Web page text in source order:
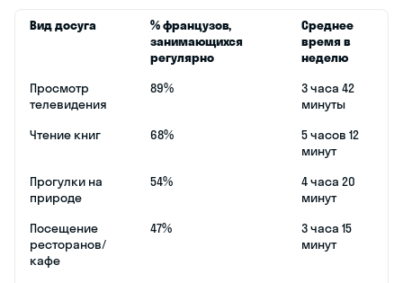
Вид досуга
% французов,
занимающихся
регулярно
Среднее
время в
неделю
Просмотр
телевидения
89%
3 часа 42
минуты
Чтение книг
68%
5 часов 12
минут
Прогулки на
природе
54%
4 часа 20
минут
Посещение
ресторанов/
кафе
47%
3 часа 15
минут